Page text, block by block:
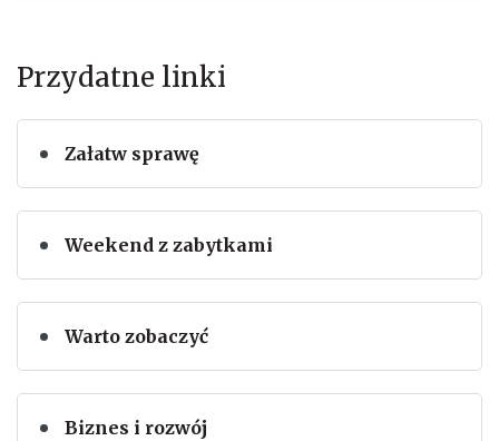
Przydatne linki
Załatw sprawę
Weekend z zabytkami
Warto zobaczyć
Biznes i rozwój